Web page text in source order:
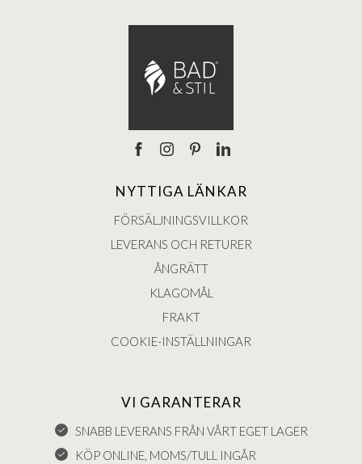
NYTTIGA LÄNKAR
FÖRSÄLJNINGSVILLKOR
LEVERANS OCH RETURER
ÅNGRÄTT
KLAGOMÅL
FRAKT
COOKIE-INSTÄLLNINGAR
VI GARANTERAR
SNABB LEVERANS FRÅN VÅRT EGET LAGER
KÖP ONLINE, MOMS/TULL INGÅR